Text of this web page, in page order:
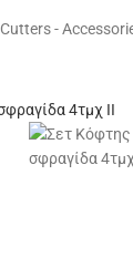
Cutters -